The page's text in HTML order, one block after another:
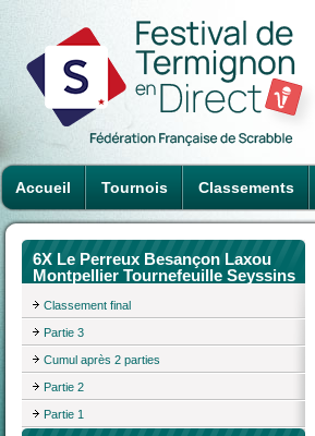
Accueil Tournois Classements
6X Le Perreux Besançon Laxou
Montpellier Tournefeuille Seyssins
Classement final
Partie 3
Cumul après 2 parties
Partie 2
Partie 1